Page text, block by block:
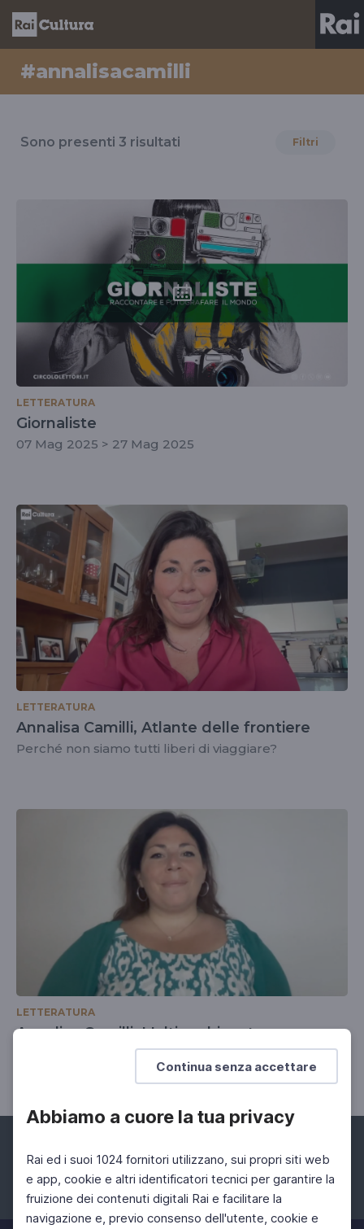
Continua senza accettare
Abbiamo a cuore la tua privacy
Rai ed i suoi 1024 fornitori utilizzano, sui propri siti web
e app, cookie e altri identificatori tecnici per garantire la
fruizione dei contenuti digitali Rai e facilitare la
navigazione e, previo consenso dell'utente, cookie e
#annalisacamilli
ilSono presenti 3 risultati Filtri
LETTERATURA
Giornaliste
07 Mag 2025 > 27 Mag 2025
LETTERATURA
Annalisa Camilli, Atlante delle frontiere
Perché non siamo tutti liberi di viaggiare?
LETTERATURA
Annalisa Camilli, L'ultimo bisonte
Facebook Instagram Twitter